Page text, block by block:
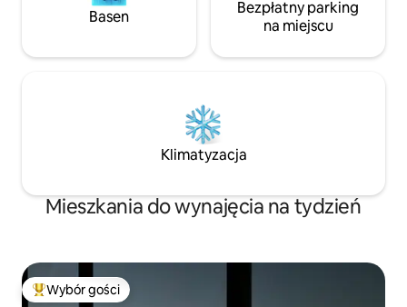
Basen
Bezpłatny parking
na miejscu
Klimatyzacja
Mieszkania do wynajęcia na tydzień
Najpopularniejsze z kategorii Wybór gości
Wybór gości